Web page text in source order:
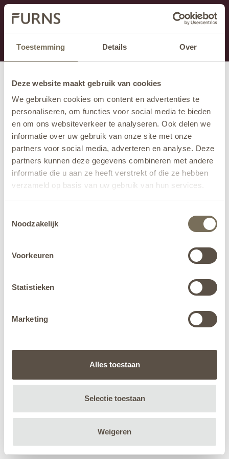
Toestemming Details Over
Deze website maakt gebruik van cookies
We gebruiken cookies om content en advertenties te
personaliseren, om functies voor social media te bieden
en om ons websiteverkeer te analyseren. Ook delen we
informatie over uw gebruik van onze site met onze
partners voor social media, adverteren en analyse. Deze
partners kunnen deze gegevens combineren met andere
informatie die u aan ze heeft verstrekt of die ze hebben
verzameld op basis van uw gebruik van hun services.
jehier.
Noodzakelijk
Voorkeuren
Statistieken
Marketing
Alles toestaan
Selectie toestaan
Weigeren
Dit onderdeel is momenteel in onderhoud.
Als je informatie mist kun je ons bellen +31 413 274
168 of mailen
info@furns.com